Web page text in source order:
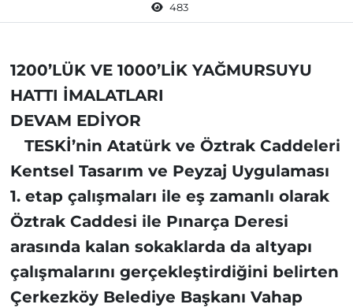
483
1200’LÜK VE 1000’LİK YAĞMURSUYU
HATTI İMALATLARI
DEVAM EDİYOR
TESKİ’nin Atatürk ve Öztrak Caddeleri
Kentsel Tasarım ve Peyzaj Uygulaması
1. etap çalışmaları ile eş zamanlı olarak
Öztrak Caddesi ile Pınarça Deresi
arasında kalan sokaklarda da altyapı
çalışmalarını gerçekleştirdiğini belirten
Çerkezköy Belediye Başkanı Vahap